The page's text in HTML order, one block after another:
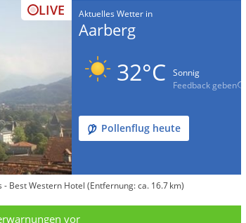
LIVE Aktuelles Wetter in
Aarberg
32°C
Sonnig
Feedback geben
Pollenflug heute
Best Western Hotel (Entfernung: ca. 16.7 km)
vor